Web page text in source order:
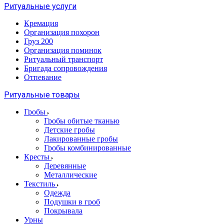
Ритуальные услуги
Кремация
Организация похорон
Груз 200
Организация поминок
Ритуальный транспорт
Бригада сопровождения
Отпевание
Ритуальные товары
Гробы
Гробы обитые тканью
Детские гробы
Лакированные гробы
Гробы комбинированные
Кресты
Деревянные
Металлические
Текстиль
Одежда
Подушки в гроб
Покрывала
Урны